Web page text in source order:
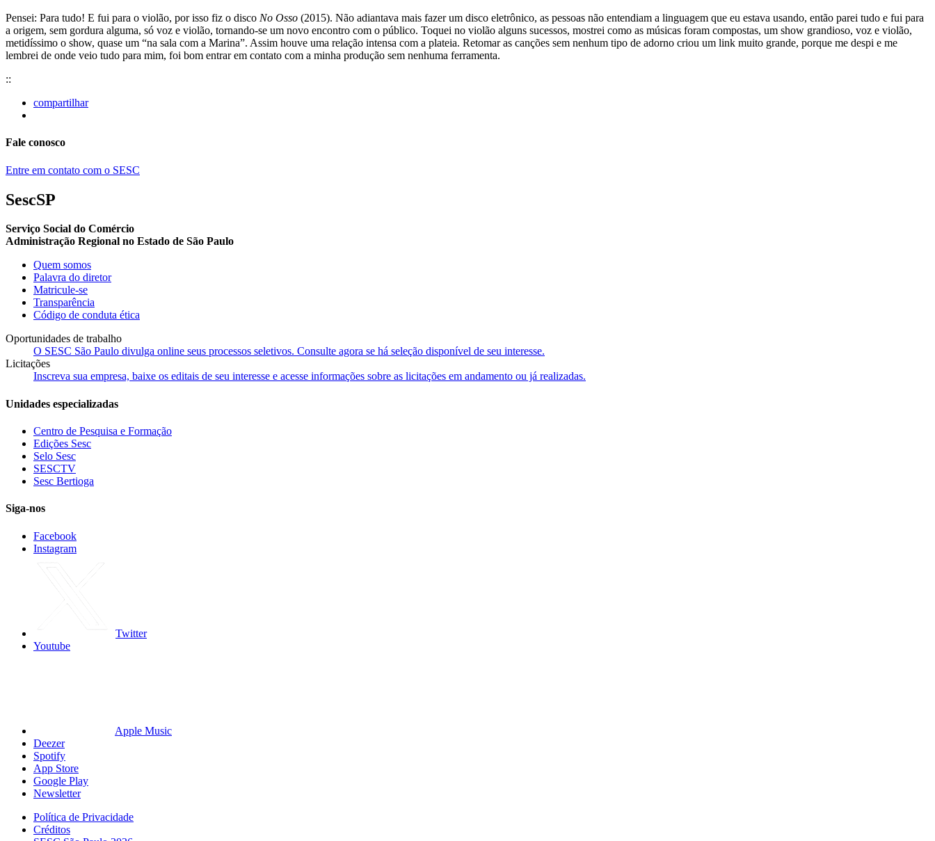
Pensei: Para tudo! E fui para o violão, por isso fiz o disco No Osso (2015). Não adiantava mais fazer um disco eletrônico, as pessoas não entendiam a linguagem que eu estava usando, então parei tudo e fui para
a origem, sem gordura alguma, só voz e violão, tornando-se um novo encontro com o público. Toquei no violão alguns sucessos, mostrei como as músicas foram compostas, um show grandioso, voz e violão,
metidíssimo o show, quase um “na sala com a Marina”. Assim houve uma relação intensa com a plateia. Retomar as canções sem nenhum tipo de adorno criou um link muito grande, porque me despi e me
lembrei de onde veio tudo para mim, foi bom entrar em contato com a minha produção sem nenhuma ferramenta.
::
compartilhar
Fale conosco
Entre em contato com o SESC
SescSP
Serviço Social do Comércio
Administração Regional no Estado de São Paulo
Quem somos
Palavra do diretor
Matricule-se
Transparência
Código de conduta ética
Oportunidades de trabalho
O SESC São Paulo divulga online seus processos seletivos. Consulte agora se há seleção disponível de seu interesse.
Licitações
Inscreva sua empresa, baixe os editais de seu interesse e acesse informações sobre as licitações em andamento ou já realizadas.
Unidades especializadas
Centro de Pesquisa e Formação
Edições Sesc
Selo Sesc
SESCTV
Sesc Bertioga
Siga-nos
Facebook
Instagram
Twitter
Youtube
Apple Music
Deezer
Spotify
App Store
Google Play
Newsletter
Política de Privacidade
Créditos